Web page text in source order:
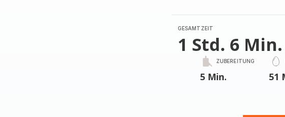
GESAMTZEIT
1 Std. 6 Min.
ZUBEREITUNG
5 Min. 51